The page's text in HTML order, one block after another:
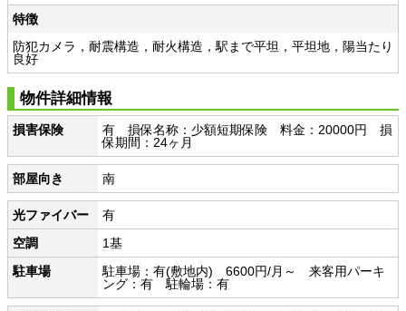
特徴
防犯カメラ，耐震構造，耐火構造，駅まで平坦，平坦地，陽当たり
良好
物件詳細情報
損害保険
有 損保名称：少額短期保険 料金：20000円 損
保期間：24ヶ月
部屋向き 南
光ファイバー
有
空調
1基
駐車場
駐車場：有(敷地内) 6600円/月～ 来客用パーキ
ング：有 駐輪場：有